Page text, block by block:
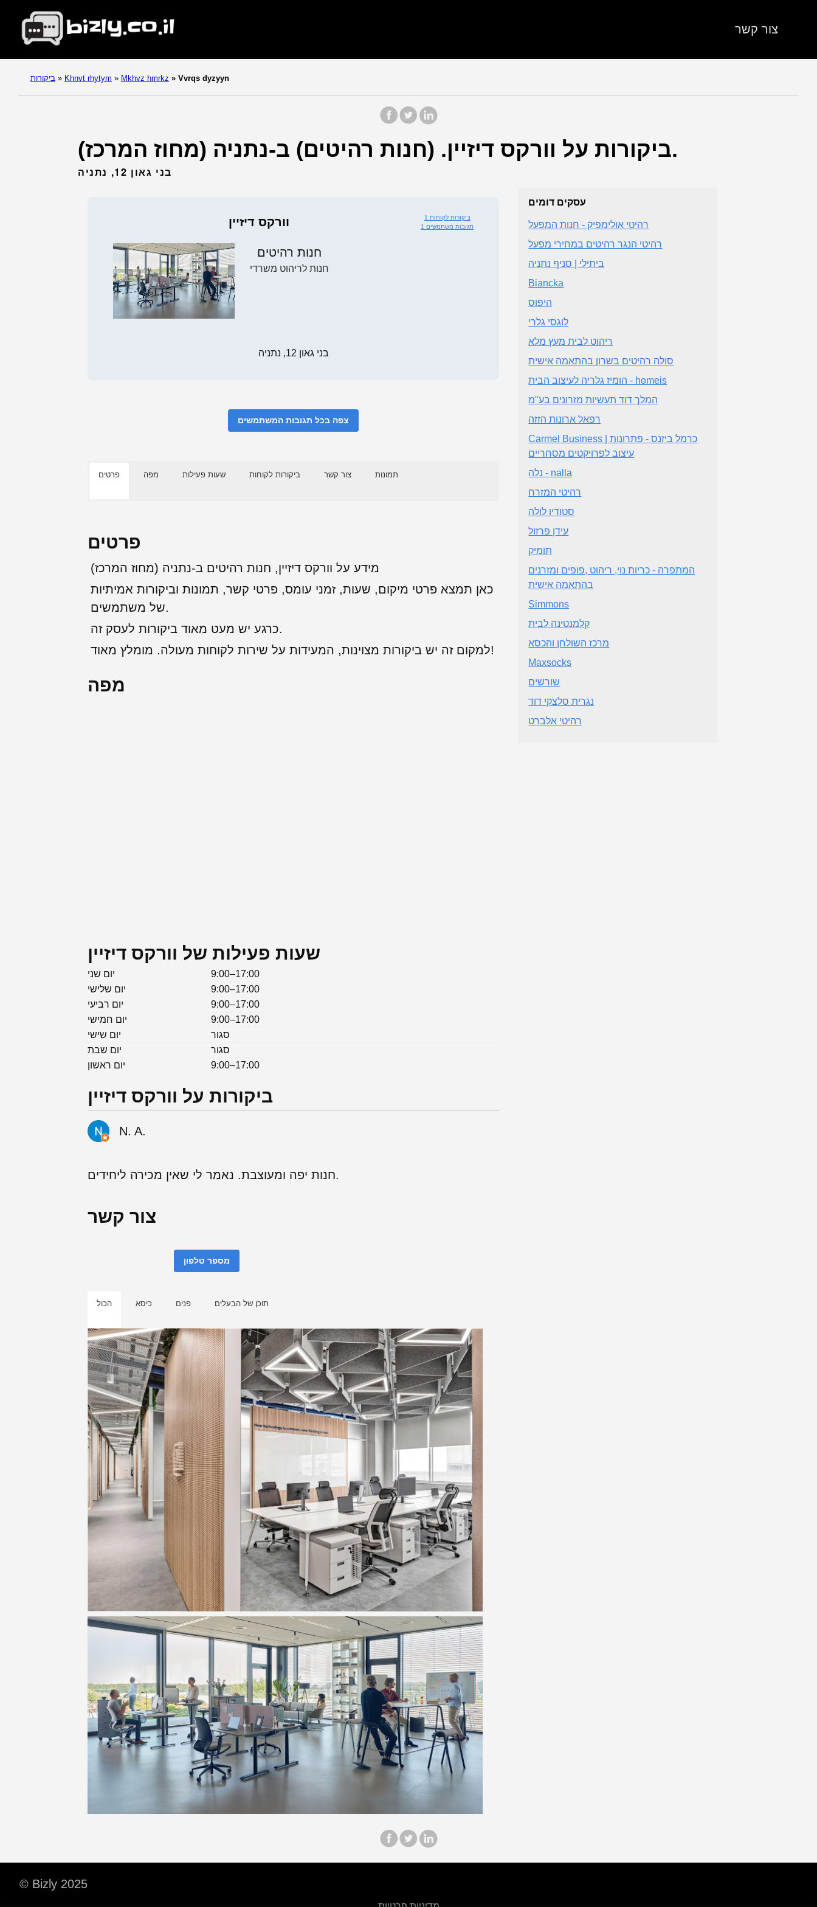
צור קשר
ביקורות » Khnvt rhytym » Mkhvz hmrkz » Vvrqs dyzyyn
ביקורות על וורקס דיזיין. (חנות רהיטים) ב-נתניה (מחוז המרכז).
בני גאון 12, נתניה
וורקס דיזיין
1 ביקורות לקוחות
1 תגובות משתמשים
חנות רהיטים
חנות לריהוט משרדי
בני גאון 12, נתניה
צפה בכל תגובות המשתמשים
פרטים מפה שעות פעילות ביקורות לקוחות צור קשר תמונות
פרטים
מידע על וורקס דיזיין, חנות רהיטים ב-נתניה (מחוז המרכז)
כאן תמצא פרטי מיקום, שעות, זמני עומס, פרטי קשר, תמונות וביקורות אמיתיות
של משתמשים.
כרגע יש מעט מאוד ביקורות לעסק זה.
למקום זה יש ביקורות מצוינות, המעידות על שירות לקוחות מעולה. מומלץ מאוד!
מפה
שעות פעילות של וורקס דיזיין
יום שני
9:00–17:00
יום שלישי
9:00–17:00
יום רביעי
9:00–17:00
יום חמישי
9:00–17:00
יום שישי
סגור
יום שבת
סגור
יום ראשון
9:00–17:00
ביקורות על וורקס דיזיין
N. A.
חנות יפה ומעוצבת. נאמר לי שאין מכירה ליחידים.
צור קשר
מספר טלפון
הכול כיסא פנים תוכן של הבעלים
עסקים דומים
רהיטי אולימפיק - חנות המפעל
רהיטי הנגר רהיטים במחירי מפעל
ביתילי | סניף נתניה
Biancka
היפוס
לוגסי גלרי
ריהוט לבית מעץ מלא
סולה רהיטים בשרון בהתאמה אישית
הומיז גלריה לעיצוב הבית - homeis
המלך דוד תעשיות מזרונים בע"מ
רפאל ארונות הזזה
Carmel Business | כרמל ביזנס - פתרונות
עיצוב לפרויקטים מסחריים
נלה - nalla
רהיטי המזרח
סטודיו לולה
עידן פרזול
תומיק
המתפרה - כריות נוי, ריהוט ,פופים ומזרנים
בהתאמה אישית
Simmons
קלמנטינה לבית
מרכז השולחן והכסא
Maxsocks
שורשים
נגרית סלצקי דוד
רהיטי אלברט
© Bizly 2025